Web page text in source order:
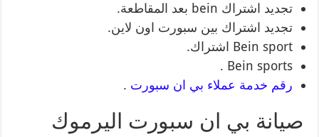
تجديد اشتراك bein بعد المقاطعة.
تجديد اشتراك بين سبورت اون لاين.
Bein sport اشتراك.
Bein sports .
رقم خدمة عملاء بي ان سبورت .
صيانة بي ان سبورت اليرموك